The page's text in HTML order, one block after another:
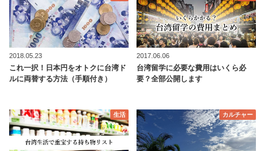
2018.05.23
これ一択！日本円をオトクに台湾ド
ルに両替する方法（手順付き）
2017.06.06
台湾留学に必要な費用はいくら必
要？全部公開します
生活 カルチャー